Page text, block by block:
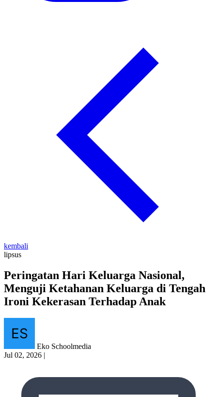
kembali
lipsus
Peringatan Hari Keluarga Nasional,
Menguji Ketahanan Keluarga di Tengah
Ironi Kekerasan Terhadap Anak
Eko Schoolmedia
Jul 02, 2026 |